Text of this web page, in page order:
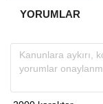
YORUMLAR